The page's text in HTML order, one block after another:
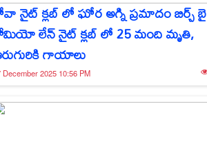
నైట్ క్లబ్ లో ఘోర అగ్ని ప్రమాదం బిర్చ్ బై
లేన్ నైట్ క్లబ్ లో 25 మంది మృతి,
గాయాలు
December 2025 10:56 PM